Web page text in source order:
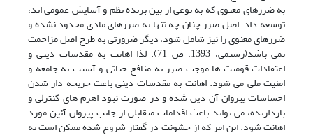
به ضررهای معنوی که به نوعی از بین برنده نظم و آسایش عمومی اند،
توسعه داد. اصل ضرر چنان چه تنها به ضررهای مادی محدود نشده و
ضررهای معنوی را نیز شامل شود، دیگر ضرورتی به طرح اصل مزاحمت
نمی باشد(رستمی، 1393، ص 71). لذا اهانت به مقدسات دینی و
اعتقادات قومیت ها موجب ضرر به منافع حیاتی و آسیب به جامعه و
امنیت ملی می شود. اهانت به مقدسات دینی باعث جریحه دار شدن
احساسات پیروان آن دین شده و در صورت نبود اهرم های کنترلی و
بازدارنده، می تواند باعث اقدامات متقابلی از جانب پیروان آئین مورد
اهانت شود. این امر که از خشونت در گفتار شروع شده ممکن است به